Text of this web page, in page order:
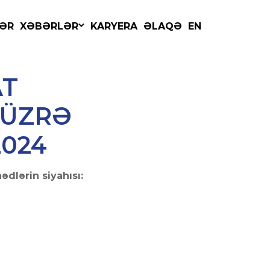
XƏBƏRLƏR KARYERA ƏLAQƏ EN
siyahısı: